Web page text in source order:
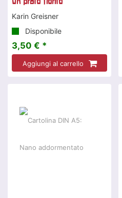
Karin Greisner
Disponibile
3,50 € *
Aggiungi al carrello